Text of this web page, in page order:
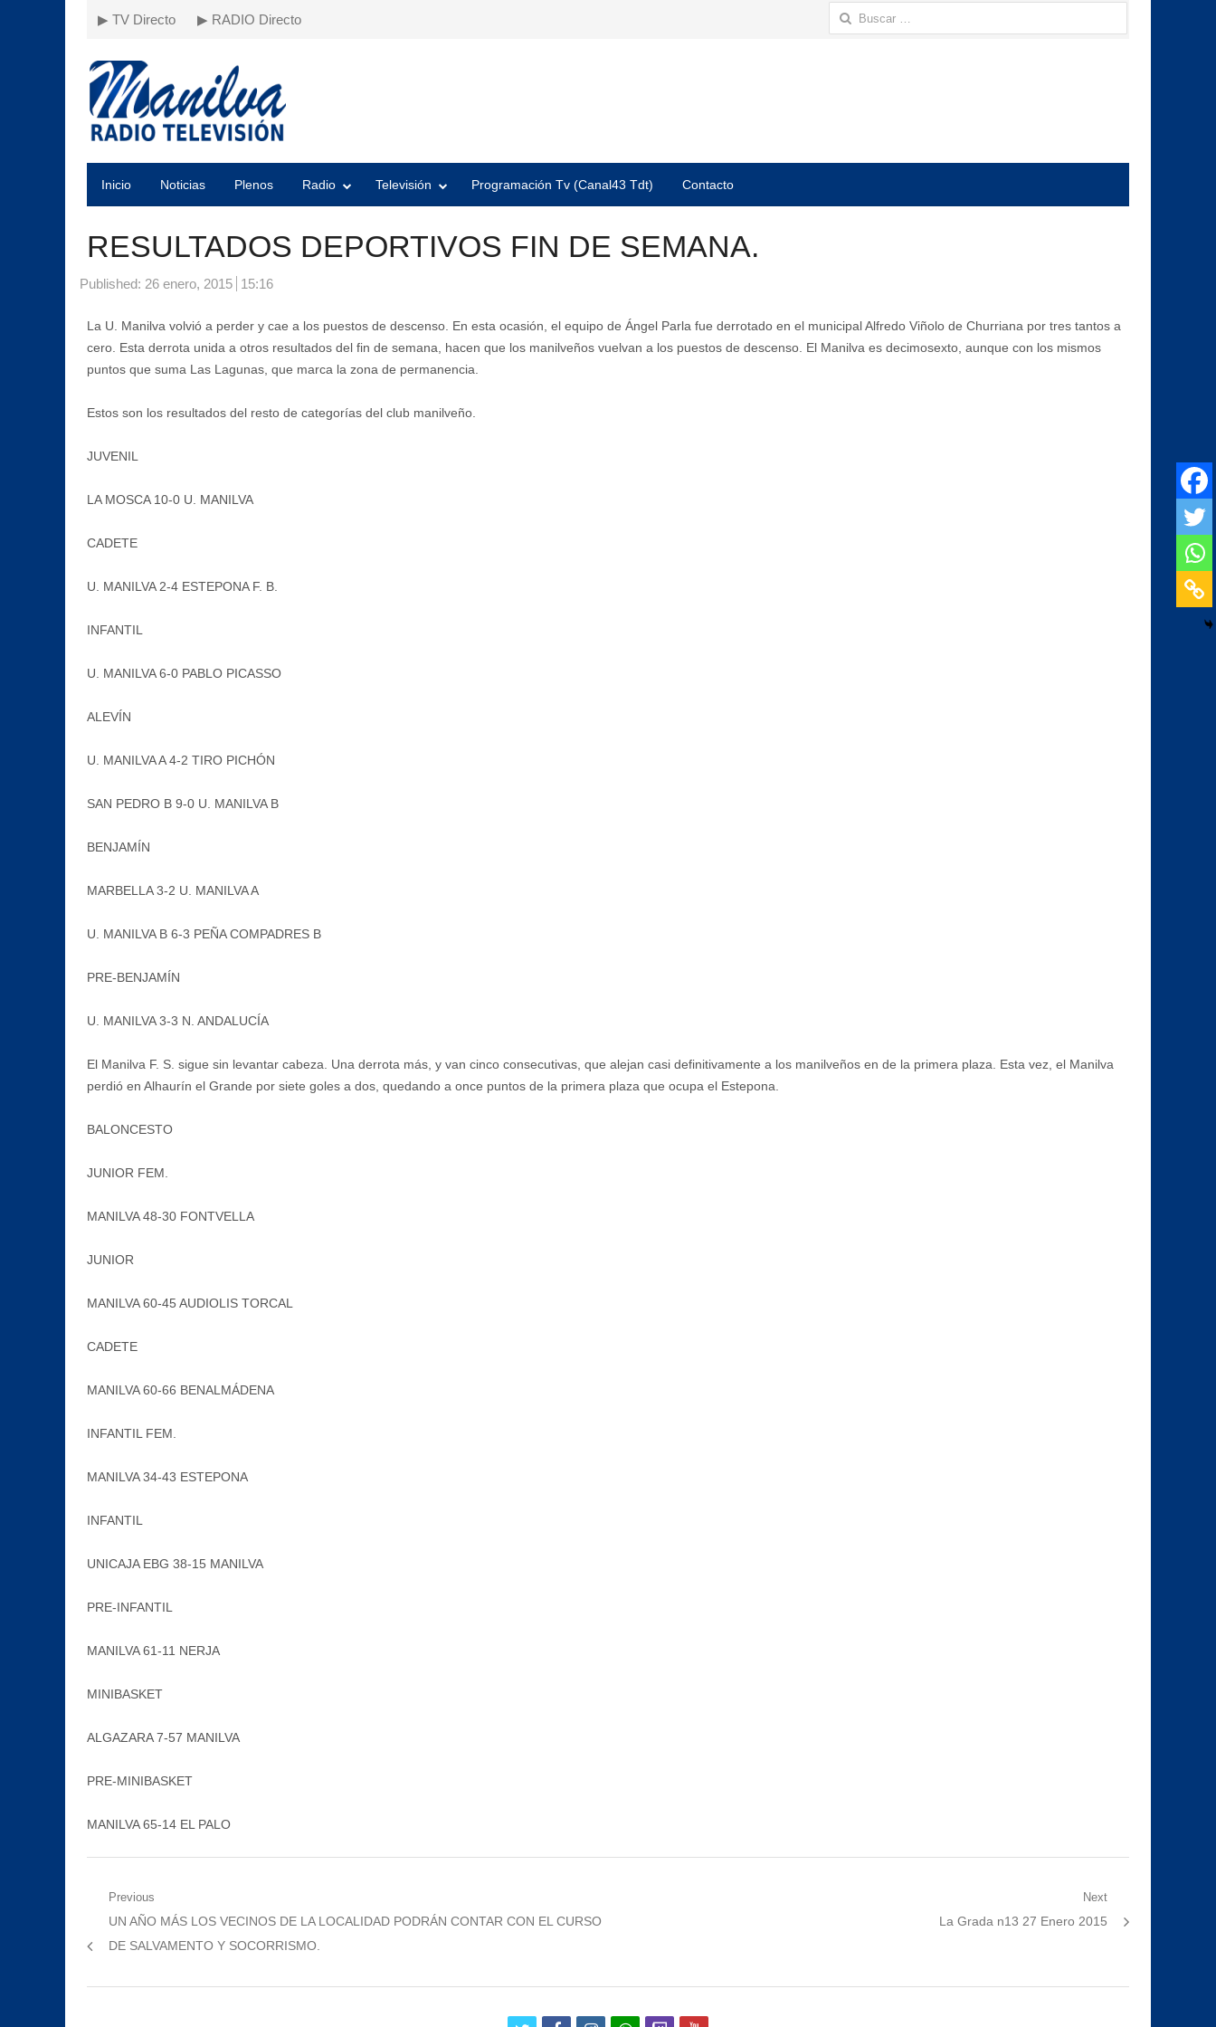
▶ TV Directo ▶ RADIO Directo Buscar:
Inicio Noticias Plenos Radio Televisión Programación Tv (Canal43 Tdt) Contacto
RESULTADOS DEPORTIVOS FIN DE SEMANA.
Published: 26 enero, 2015 15:16
La U. Manilva volvió a perder y cae a los puestos de descenso. En esta ocasión, el equipo de Ángel Parla fue derrotado en el municipal Alfredo Viñolo de Churriana por tres tantos a
cero. Esta derrota unida a otros resultados del fin de semana, hacen que los manilveños vuelvan a los puestos de descenso. El Manilva es decimosexto, aunque con los mismos
puntos que suma Las Lagunas, que marca la zona de permanencia.
Estos son los resultados del resto de categorías del club manilveño.
JUVENIL
LA MOSCA 10-0 U. MANILVA
CADETE
U. MANILVA 2-4 ESTEPONA F. B.
INFANTIL
U. MANILVA 6-0 PABLO PICASSO
ALEVÍN
U. MANILVA A 4-2 TIRO PICHÓN
SAN PEDRO B 9-0 U. MANILVA B
BENJAMÍN
MARBELLA 3-2 U. MANILVA A
U. MANILVA B 6-3 PEÑA COMPADRES B
PRE-BENJAMÍN
U. MANILVA 3-3 N. ANDALUCÍA
El Manilva F. S. sigue sin levantar cabeza. Una derrota más, y van cinco consecutivas, que alejan casi definitivamente a los manilveños en de la primera plaza. Esta vez, el Manilva
perdió en Alhaurín el Grande por siete goles a dos, quedando a once puntos de la primera plaza que ocupa el Estepona.
BALONCESTO
JUNIOR FEM.
MANILVA 48-30 FONTVELLA
JUNIOR
MANILVA 60-45 AUDIOLIS TORCAL
CADETE
MANILVA 60-66 BENALMÁDENA
INFANTIL FEM.
MANILVA 34-43 ESTEPONA
INFANTIL
UNICAJA EBG 38-15 MANILVA
PRE-INFANTIL
MANILVA 61-11 NERJA
MINIBASKET
ALGAZARA 7-57 MANILVA
PRE-MINIBASKET
MANILVA 65-14 EL PALO
Navegación
Previous
Previous
post:
UN AÑO MÁS LOS VECINOS DE LA LOCALIDAD PODRÁN CONTAR CON EL CURSO
DE SALVAMENTO Y SOCORRISMO.
Next
Next
La Grada n13 27 Enero 2015